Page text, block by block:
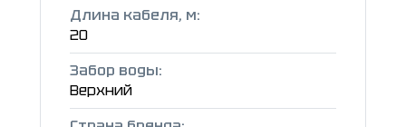
Длина кабеля, м:
20
Забор воды:
Верхний